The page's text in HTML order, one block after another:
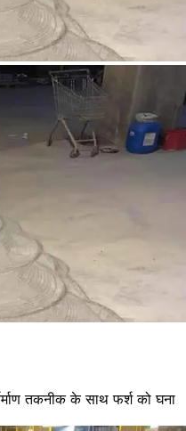
तकनीक के साथ फर्श को घना